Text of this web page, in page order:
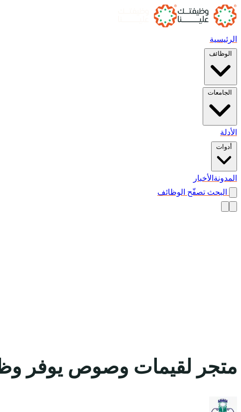
الرئيسية
الوظائف
الجامعات
الأدلة
أدوات
المدونة الأخبار
البحث تصفّح الوظائف
متجر لقيمات وصوص يوفر